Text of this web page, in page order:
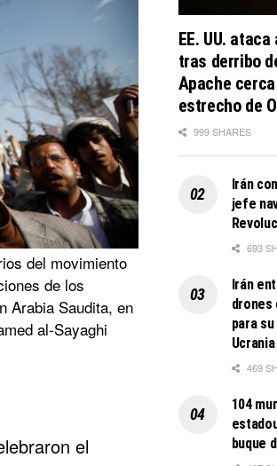
del movimiento
de los
Arabia Saudita, en
al-Sayaghi
el
EE. UU. ataca
tras derribo
Apache
estrecho de
999 SHARES
Irán
jefe
693
Irán
drones
para
Ucrania
469
104
buque